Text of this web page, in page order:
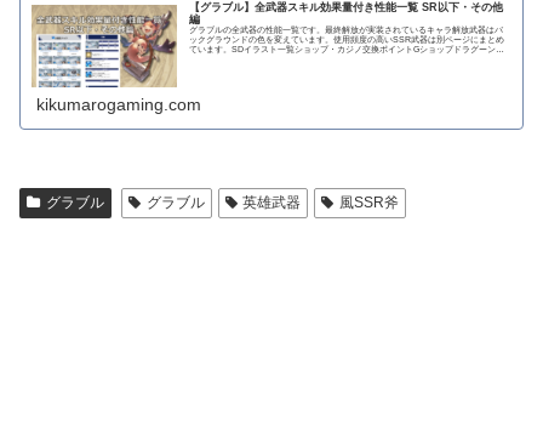
【グラブル】全武器スキル効果量付き性能一覧 SR以下・その他
編
グラブルの全武器の性能一覧です。最終解放が実装されているキャラ解放武器はバ
ックグラウンドの色を変えています。使用頻度の高いSSR武器は別ページにまとめ
ています。SDイラスト一覧ショップ・カジノ交換ポイントGショップドラグーンラ
kikumarogaming.com
グラブル グラブル 英雄武器 風SSR斧